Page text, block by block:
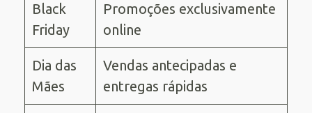
Black
Friday
Promoções exclusivamente
online
Dia das
Mães
Vendas antecipadas e
entregas rápidas